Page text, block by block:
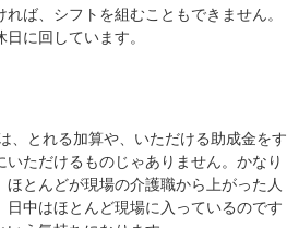
ば、シフトを組むこともできません。
に回しています。
とれる加算や、いただける助成金をす
ただけるものじゃありません。かなり
とんどが現場の介護職から上がった人
中はほとんど現場に入っているのです